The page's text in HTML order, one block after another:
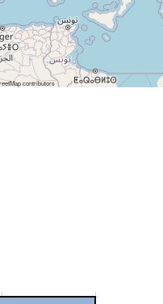
contributors